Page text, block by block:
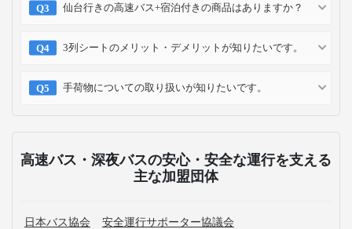
仙台行きの高速バス+宿泊付きの商品はありますか？
3列シートのメリット・デメリットが知りたいです。
手荷物についての取り扱いが知りたいです。
高速バス・深夜バスの安心・安全な運行を支える
主な加盟団体
日本バス協会 安全運行サポーター協議会